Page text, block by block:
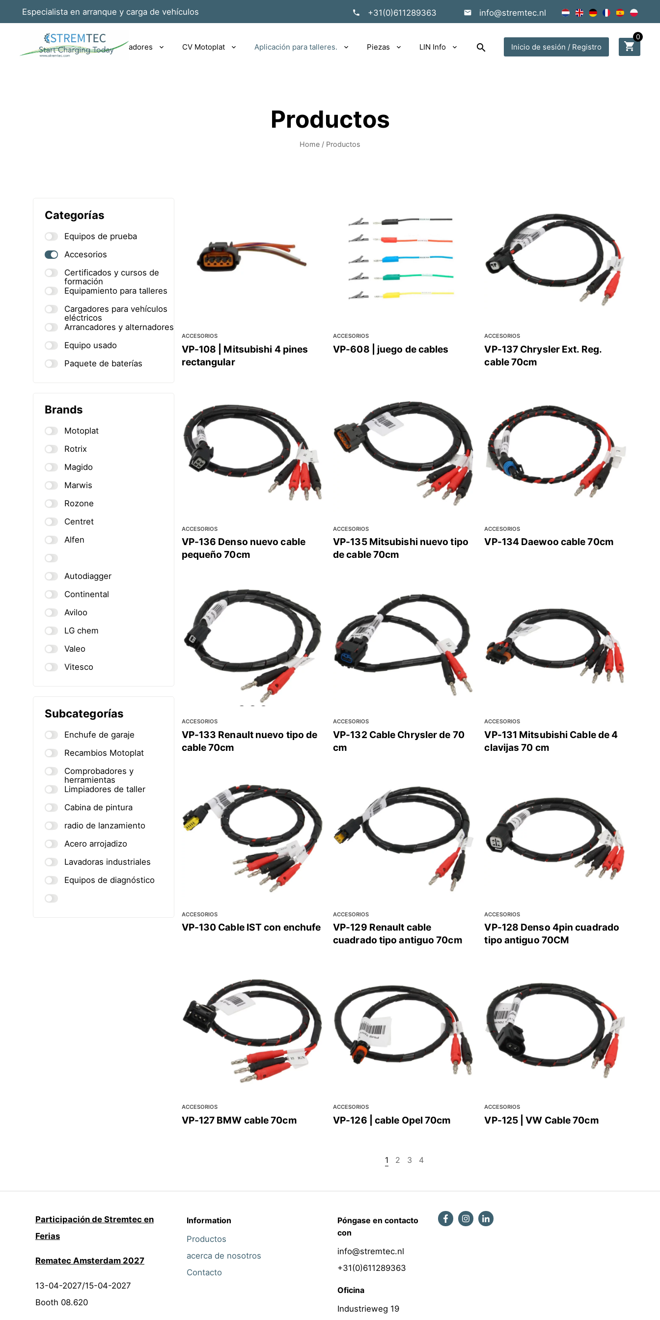
Especialista en arranque y carga de vehículos +31(0)611289363 info@stremtec.nl
Rotrix EV|PHEV cargadores CV Motoplat Aplicación para talleres. Piezas LIN Info search Inicio de sesión / Registro shopping_cart
0
Productos
Home / Productos
Categorías
Equipos de prueba
Accesorios
Certificados y cursos de
formación
Equipamiento para talleres
Cargadores para vehículos
eléctricos
Arrancadores y alternadores
Equipo usado
Paquete de baterías
Brands
Motoplat
Rotrix
Magido
Marwis
Rozone
Centret
Alfen
Autodiagger
Continental
Aviloo
LG chem
Valeo
Vitesco
Subcategorías
Enchufe de garaje
Recambios Motoplat
Comprobadores y
herramientas
Limpiadores de taller
Cabina de pintura
radio de lanzamiento
Acero arrojadizo
Lavadoras industriales
Equipos de diagnóstico
ACCESORIOS
VP-108 | Mitsubishi 4 pines
rectangular
ACCESORIOS
VP-608 | juego de cables
ACCESORIOS
VP-137 Chrysler Ext. Reg.
cable 70cm
ACCESORIOS
VP-136 Denso nuevo cable
pequeño 70cm
ACCESORIOS
VP-135 Mitsubishi nuevo tipo
de cable 70cm
ACCESORIOS
VP-134 Daewoo cable 70cm
ACCESORIOS
VP-133 Renault nuevo tipo de
cable 70cm
ACCESORIOS
VP-132 Cable Chrysler de 70
cm
ACCESORIOS
VP-131 Mitsubishi Cable de 4
clavijas 70 cm
ACCESORIOS
VP-130 Cable IST con enchufe
ACCESORIOS
VP-129 Renault cable
cuadrado tipo antiguo 70cm
ACCESORIOS
VP-128 Denso 4pin cuadrado
tipo antiguo 70CM
ACCESORIOS
VP-127 BMW cable 70cm
ACCESORIOS
VP-126 | cable Opel 70cm
ACCESORIOS
VP-125 | VW Cable 70cm
1 2 3 4
Participación de Stremtec en
Ferias
Rematec Amsterdam 2027
13-04-2027/15-04-2027
Booth 08.620
Information
Productos
acerca de nosotros
Contacto
Póngase en contacto
con
info@stremtec.nl
+31(0)611289363
Oficina
Industrieweg 19